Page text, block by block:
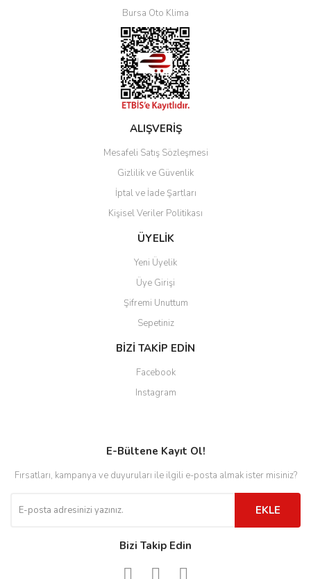
Bursa Oto Klima
ALIŞVERİŞ
Mesafeli Satış Sözleşmesi
Gizlilik ve Güvenlik
İptal ve İade Şartları
Kişisel Veriler Politikası
ÜYELİK
Yeni Üyelik
Üye Girişi
Şifremi Unuttum
Sepetiniz
BİZİ TAKİP EDİN
Facebook
Instagram
E-Bültene Kayıt Ol!
Fırsatları, kampanya ve duyuruları ile ilgili e-posta almak ister misiniz?
EKLE
Bizi Takip Edin